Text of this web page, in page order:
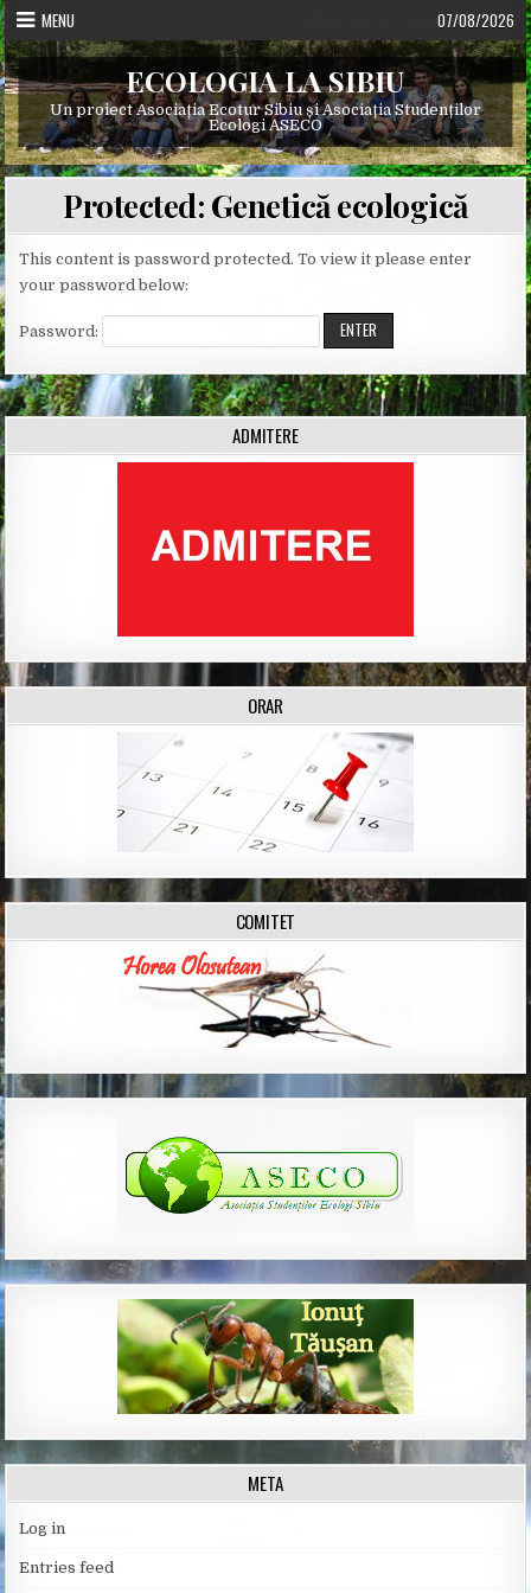
Skip
to
content
MENU 07/08/2026
ECOLOGIA LA SIBIU
Un proiect Asociația Ecotur Sibiu și Asociația Studenților
Ecologi ASECO
Protected: Genetică ecologică
This content is password protected. To view it please enter
your password below:
Password:
ADMITERE
ORAR
COMITET
META
Log in
Entries feed